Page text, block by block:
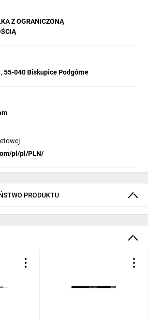
Z OGRANICZONĄ
55-040 Biskupice Podgórne
pl/pl/PLN/
PRODUKTU